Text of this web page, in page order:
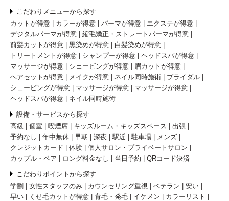
こだわりメニューから探す
カットが得意
カラーが得意 パーマが得意
エクステが得意
デジタルパーマが得意
縮毛矯正・ストレートパーマが得意
前髪カットが得意
黒染めが得意
白髪染めが得意
トリートメントが得意
シャンプーが得意
ヘッドスパが得意
マッサージが得意
シェービングが得意
眉カットが得意
ヘアセットが得意
メイクが得意 ネイル同時施術
ブライダル
シェービングが得意
マッサージが得意
マッサージが得意
ヘッドスパが得意
ネイル同時施術
設備・サービスから探す
高級
個室 喫煙席 キッズルーム・キッズスペース
出張
予約なし
年中無休 早朝 深夜 駅近 駐車場
メンズ
クレジットカード
体験
個人サロン・プライベートサロン
カップル・ペア
ロング料金なし 当日予約 QRコード決済
こだわりポイントから探す
学割
女性スタッフのみ カウンセリング重視 ベテラン
安い
早い
くせ毛カットが得意 育毛・発毛 イケメン
カラーリスト